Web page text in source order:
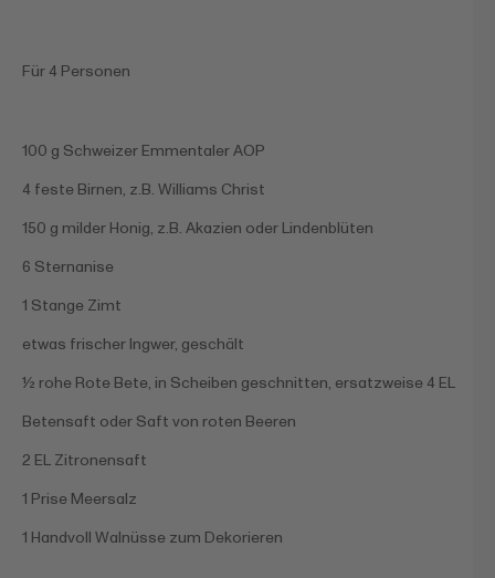
Für 4 Personen
100 g Schweizer Emmentaler AOP
4 feste Birnen, z.B. Williams Christ
150 g milder Honig, z.B. Akazien oder Lindenblüten
6 Sternanise
1 Stange Zimt
etwas frischer Ingwer, geschält
½ rohe Rote Bete, in Scheiben geschnitten, ersatzweise 4 EL
Betensaft oder Saft von roten Beeren
2 EL Zitronensaft
1 Prise Meersalz
1 Handvoll Walnüsse zum Dekorieren